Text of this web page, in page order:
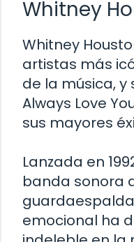
Whitney
Whitney
artistas más
de la música, y
Always Love
sus mayores
Lanzada en
banda sonora
emocional ha